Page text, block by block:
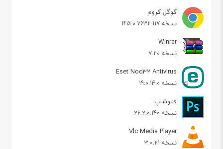
گوگل کروم
نسخه 145.0.7632.117
Winrar
نسخه 7.20
Eset Nod32 Antivirus
نسخه 19.0.14.0
فتوشاپ
نسخه 26.2.0.140
Vlc Media Player
نسخه 3.0.21